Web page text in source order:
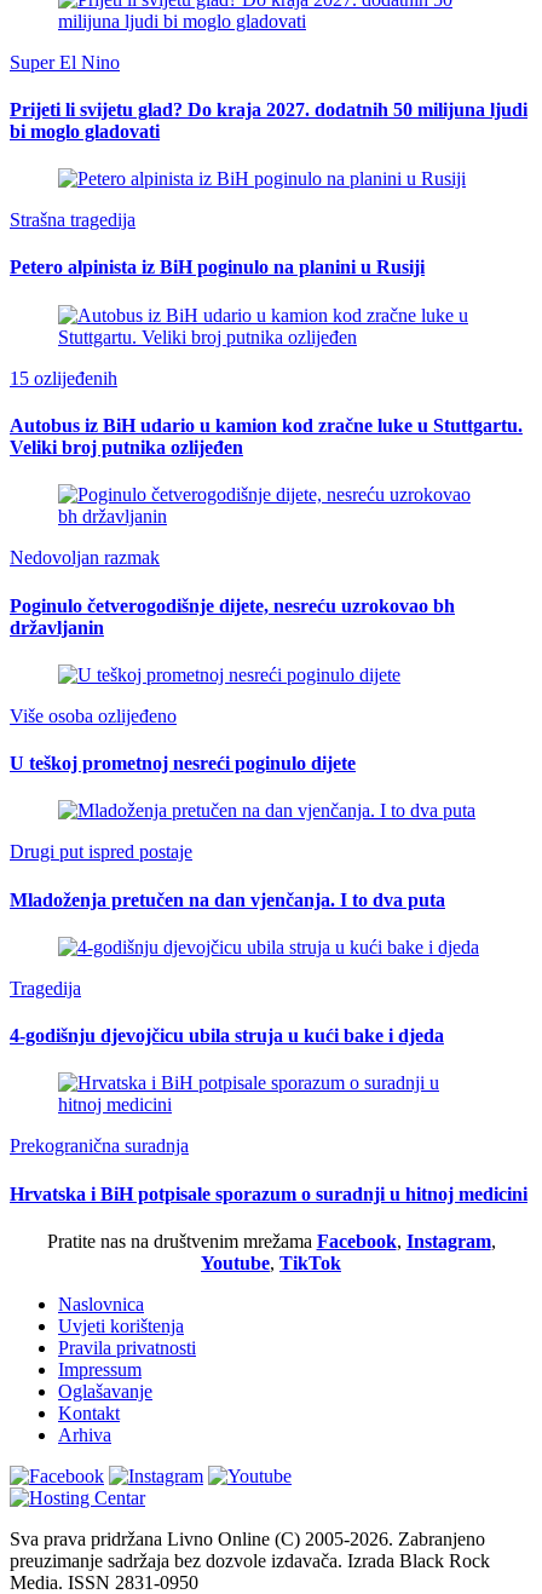
Super El Nino
Prijeti li svijetu glad? Do kraja 2027. dodatnih 50 milijuna ljudi
bi moglo gladovati
Strašna tragedija
Petero alpinista iz BiH poginulo na planini u Rusiji
15 ozlijeđenih
Autobus iz BiH udario u kamion kod zračne luke u Stuttgartu.
Veliki broj putnika ozlijeđen
Nedovoljan razmak
Poginulo četverogodišnje dijete, nesreću uzrokovao bh
državljanin
Više osoba ozlijeđeno
U teškoj prometnoj nesreći poginulo dijete
Drugi put ispred postaje
Mladoženja pretučen na dan vjenčanja. I to dva puta
Tragedija
4-godišnju djevojčicu ubila struja u kući bake i djeda
Prekogranična suradnja
Hrvatska i BiH potpisale sporazum o suradnji u hitnoj medicini
Pratite nas na društvenim mrežama Facebook, Instagram,
Youtube, TikTok
Naslovnica
Uvjeti korištenja
Pravila privatnosti
Impressum
Oglašavanje
Kontakt
Arhiva
Sva prava pridržana Livno Online (C) 2005-2026. Zabranjeno
preuzimanje sadržaja bez dozvole izdavača. Izrada Black Rock
Media. ISSN 2831-0950